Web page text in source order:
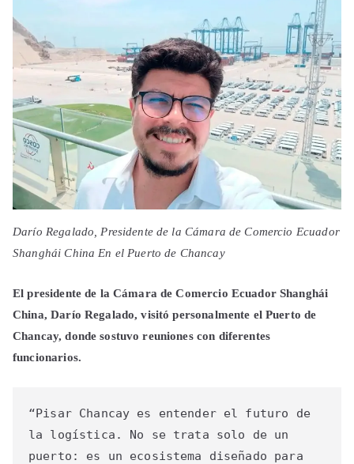
Darío Regalado, Presidente de la Cámara de Comercio Ecuador
Shanghái China En el Puerto de Chancay
El presidente de la Cámara de Comercio Ecuador Shanghái
China, Darío Regalado, visitó personalmente el Puerto de
Chancay, donde sostuvo reuniones con diferentes
funcionarios.
“Pisar Chancay es entender el futuro de
la logística. No se trata solo de un
puerto: es un ecosistema diseñado para